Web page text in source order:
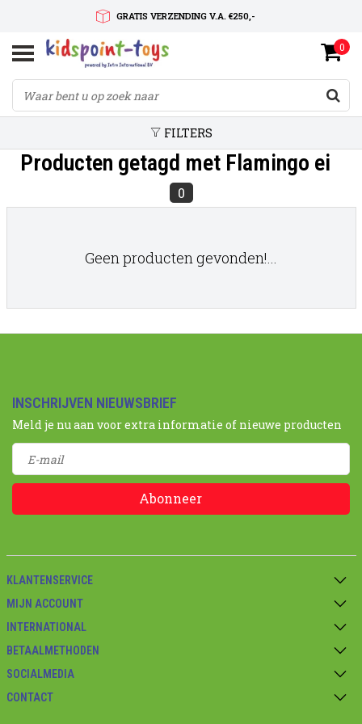
GRATIS VERZENDING V.A. €250,-
SNELLE LEVERTIJD
SERVICE OP MAAT
0
FILTERS
Producten getagd met Flamingo ei
0
Geen producten gevonden!...
INSCHRIJVEN NIEUWSBRIEF
Meld je nu aan voor extra informatie of nieuwe producten
Abonneer
KLANTENSERVICE
MIJN ACCOUNT
INTERNATIONAL
BETAALMETHODEN
SOCIALMEDIA
CONTACT